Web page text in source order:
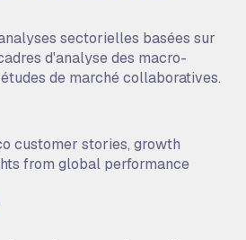
sectorielles basées sur
d'analyse des macro-
de marché collaboratives.
customer stories, growth
from global performance